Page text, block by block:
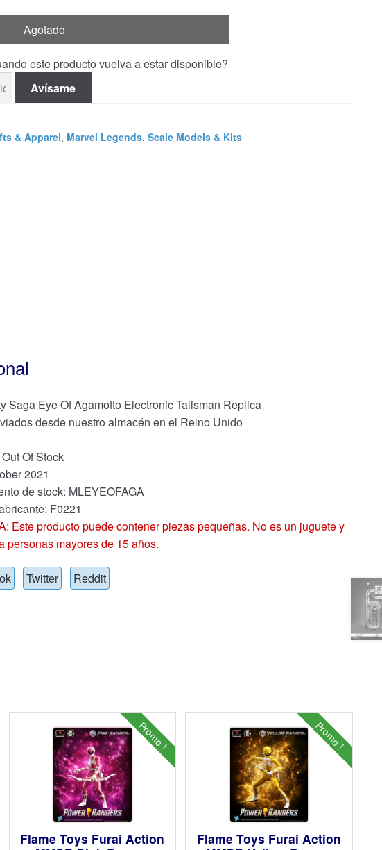
Agotado
este producto vuelva a estar disponible?
Avísame
& Apparel, Marvel Legends, Scale Models & Kits
Saga Eye Of Agamotto Electronic Talisman Replica
desde nuestro almacén en el Reino Unido
Of Stock
2021
de stock: MLEYEOFAGA
F0221
Este producto puede contener piezas pequeñas. No es un juguete y
personas mayores de 15 años.
Twitter Reddit
Promo !
Flame Toys Furai Action
Promo !
Flame Toys Furai Action